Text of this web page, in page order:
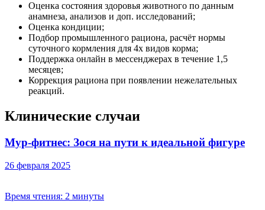
Оценка состояния здоровья животного по данным
анамнеза, анализов и доп. исследований;
Оценка кондиции;
Подбор промышленного рациона, расчёт нормы
суточного кормления для 4х видов корма;
Поддержка онлайн в мессенджерах в течение 1,5
месяцев;
Коррекция рациона при появлении нежелательных
реакций.
Клинические случаи
Мур-фитнес: Зося на пути к идеальной фигуре
26 февраля 2025
Время чтения: 2 минуты